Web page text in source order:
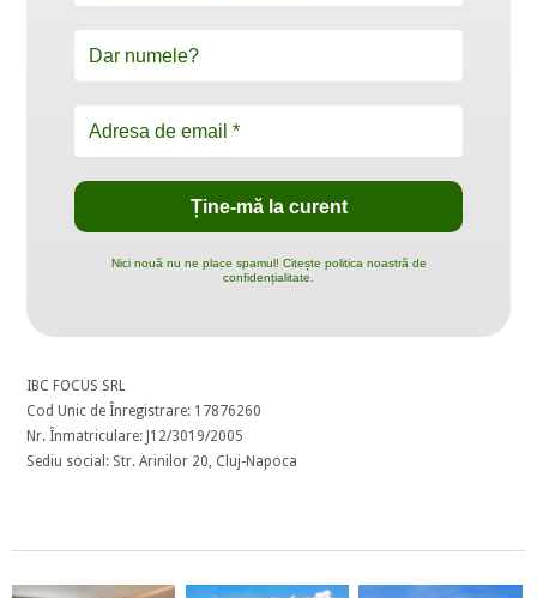
Nici nouă nu ne place spamul! Citește politica noastră de
confidențialitate.
IBC FOCUS SRL
Cod Unic de Înregistrare: 17876260
Nr. Înmatriculare: J12/3019/2005
Sediu social: Str. Arinilor 20, Cluj-Napoca